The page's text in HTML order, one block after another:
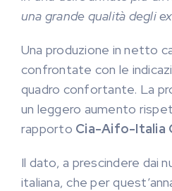
una grande qualità degli
Una produzione in netto
confrontate con le
quadro confortante. La
un leggero aumento
rapporto Cia-Aifo-Italia
Il dato, a prescindere dai
italiana, che per